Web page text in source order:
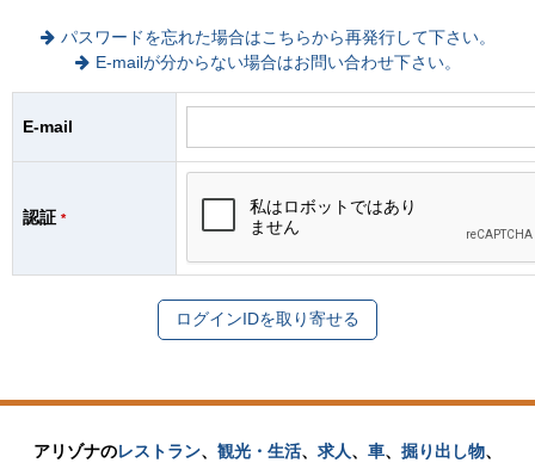
パスワードを忘れた場合はこちらから再発行して下さい。
E-mailが分からない場合はお問い合わせ下さい。
E-mail
認証 *
アリゾナのレストラン、 観光・生活、 求人、 車、 掘り出し物、